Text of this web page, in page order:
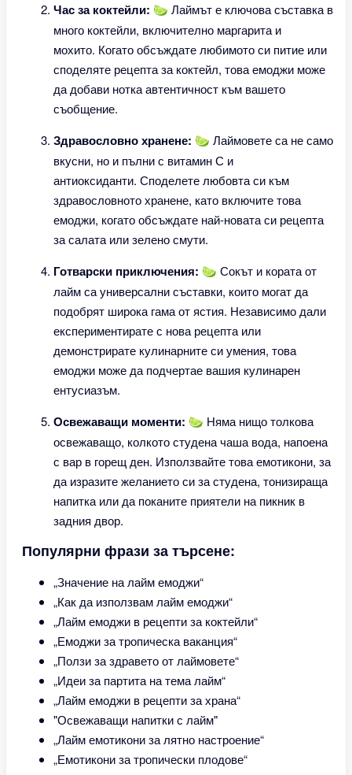
Час за коктейли: 🍋‍🟩 Лаймът е ключова съставка в
много коктейли, включително маргарита и
мохито. Когато обсъждате любимото си питие или
споделяте рецепта за коктейл, това емоджи може
да добави нотка автентичност към вашето
съобщение.
Здравословно хранене: 🍋‍🟩 Лаймовете са не само
вкусни, но и пълни с витамин С и
антиоксиданти. Споделете любовта си към
здравословното хранене, като включите това
емоджи, когато обсъждате най-новата си рецепта
за салата или зелено смути.
Готварски приключения: 🍋‍🟩 Сокът и кората от
лайм са универсални съставки, които могат да
подобрят широка гама от ястия. Независимо дали
експериментирате с нова рецепта или
демонстрирате кулинарните си умения, това
емоджи може да подчертае вашия кулинарен
ентусиазъм.
Освежаващи моменти: 🍋‍🟩 Няма нищо толкова
освежаващо, колкото студена чаша вода, напоена
с вар в горещ ден. Използвайте това емотикони, за
да изразите желанието си за студена, тонизираща
напитка или да поканите приятели на пикник в
задния двор.
Популярни фрази за търсене:
„Значение на лайм емоджи“
„Как да използвам лайм емоджи“
„Лайм емоджи в рецепти за коктейли“
„Емоджи за тропическа ваканция“
„Ползи за здравето от лаймовете“
„Идеи за партита на тема лайм“
„Лайм емоджи в рецепти за храна“
"Освежаващи напитки с лайм"
„Лайм емотикони за лятно настроение“
„Емотикони за тропически плодове“